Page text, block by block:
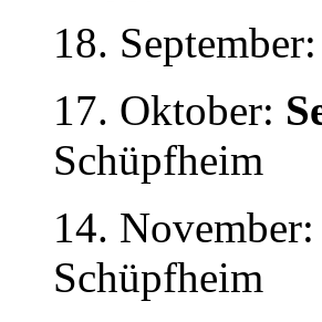
18. September:
17. Oktober:
Schüpfheim
14. November:
Schüpfheim